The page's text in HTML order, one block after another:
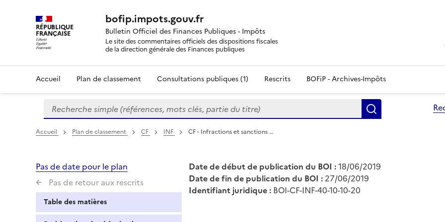
RÉPUBLIQUE
FRANÇAISE
bofip.impots.gouv.fr
Bulletin Officiel des Finances Publiques - Impôts
Le site des commentaires officiels des dispositions fiscales
de la direction générale des Finances publiques
Accueil Plan de classement Consultations publiques (1) Rescrits BOFiP - Archives-Impôts
Formulaire
de
recherche
Recherche simple (références, mots clés, partie du titre)
Accueil Plan de classement CF INF CF - Infractions et sanctions …
Pas de date pour le plan
Pas de retour aux rescrits
Table des matières
Date de début de publication du BOI :18/06/2019
Date de fin de publication du BOI : 27/06/2019
Identifiant juridique : BOI-CF-INF-40-10-10-20